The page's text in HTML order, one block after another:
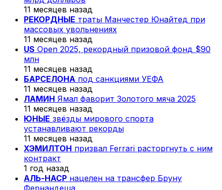
11 месяцев назад
РЕКОРДНЫЕ траты Манчестер Юнайтед при
массовых увольнениях
11 месяцев назад
US Open 2025, рекордный призовой фонд $90
млн
11 месяцев назад
БАРСЕЛОНА под санкциями УЕФА
11 месяцев назад
ЛАМИН Ямал фаворит Золотого мяча 2025
11 месяцев назад
ЮНЫЕ звёзды мирового спорта
устанавливают рекорды
11 месяцев назад
ХЭМИЛТОН призвал Ferrari расторгнуть с ним
контракт
1 год назад
АЛЬ-НАСР нацелен на трансфер Бруну
Фернандеша